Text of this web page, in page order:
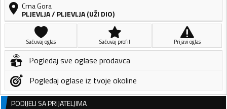
Crna Gora
PLJEVLJA/ PLJEVLJA (UŽI DIO)
Sačuvaj oglas Sačuvaj profil Prijavi oglas
Pogledaj sve oglase prodavca
Pogledaj oglase iz tvoje okoline
PODIJELI SA PRIJATELJIMA